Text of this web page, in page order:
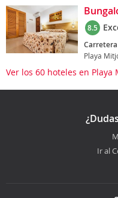
8.5
Playa
Ver los 60 hoteles en
Ir al